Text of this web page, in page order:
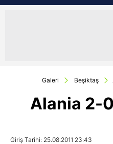
Galeri Beşiktaş
Alania 2-
Giriş Tarihi: 25.08.2011 23:43